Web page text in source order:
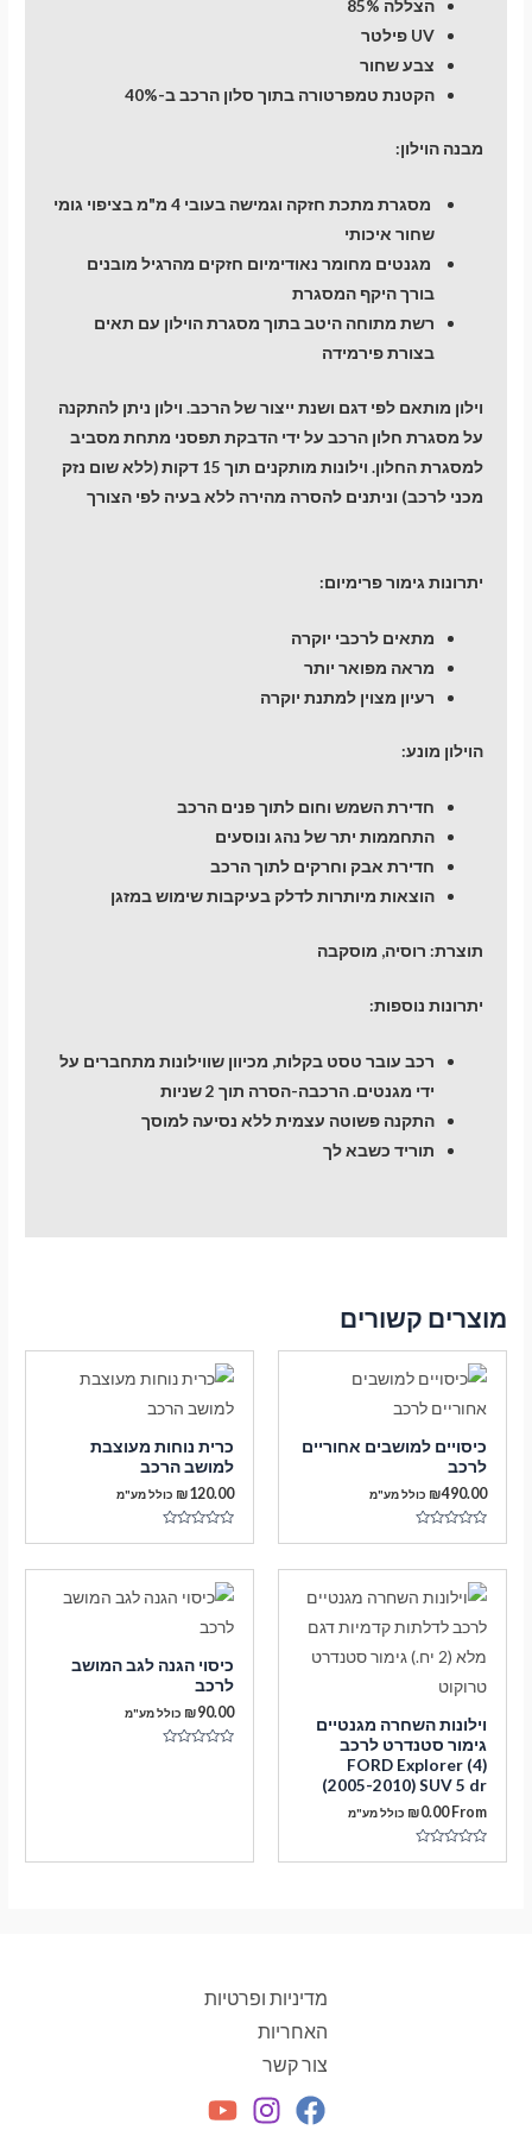
הצללה 85%
UV פילטר
צבע שחור
הקטנת טמפרטורה בתוך סלון הרכב ב-40%
מבנה הוילון:
מסגרת מתכת חזקה וגמישה בעובי 4 מ"מ בציפוי גומי
שחור איכותי
מגנטים מחומר נאודימיום חזקים מהרגיל מובנים
בורך היקף המסגרת
רשת מתוחה היטב בתוך מסגרת הוילון עם תאים
בצורת פירמידה
וילון מותאם לפי דגם ושנת ייצור של הרכב. וילון ניתן להתקנה
על מסגרת חלון הרכב על ידי הדבקת תפסני מתחת מסביב
למסגרת החלון. וילונות מותקנים תוך 15 דקות (ללא שום נזק
מכני לרכב) וניתנים להסרה מהירה ללא בעיה לפי הצורך
יתרונות גימור פרימיום:
מתאים לרכבי יוקרה
מראה מפואר יותר
רעיון מצוין למתנת יוקרה
הוילון מונע:
חדירת השמש וחום לתוך פנים הרכב
התחממות יתר של נהג ונוסעים
חדירת אבק וחרקים לתוך הרכב
הוצאות מיותרות לדלק בעיקבות שימוש במזגן
תוצרת: רוסיה, מוסקבה
יתרונות נוספות:
רכב עובר טסט בקלות, מכיוון שווילונות מתחברים על
ידי מגנטים. הרכבה-הסרה תוך 2 שניות
התקנה פשוטה עצמית ללא נסיעה למוסך
תוריד כשבא לך
מוצרים קשורים
כיסויים למושבים אחוריים
לרכב
₪490.00 כולל מע"מ
כרית נוחות מעוצבת
למושב הרכב
₪120.00 כולל מע"מ
וילונות השחרה מגנטיים
גימור סטנדרט לרכב
FORD Explorer (4)
(2005-2010) SUV 5 dr
From
₪0.00 כולל מע"מ
כיסוי הגנה לגב המושב
לרכב
₪90.00 כולל מע"מ
מדיניות ופרטיות
האחריות
צור קשר